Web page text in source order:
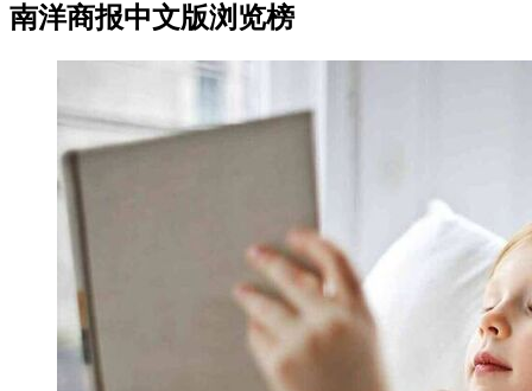
南洋商报中文版浏览榜